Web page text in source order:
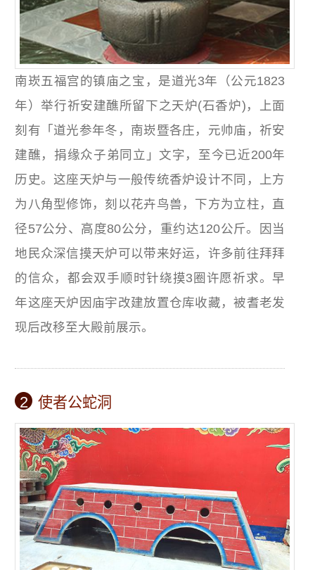
南崁五福宫的镇庙之宝，是道光3年（公元1823
年）举行祈安建醮所留下之天炉(石香炉)，上面
刻有「道光参年冬，南崁暨各庄，元帅庙，祈安
建醮，捐缘众子弟同立」文字，至今已近200年
历史。这座天炉与一般传统香炉设计不同，上方
为八角型修饰，刻以花卉鸟兽，下方为立柱，直
径57公分、高度80公分，重约达120公斤。因当
地民众深信摸天炉可以带来好运，许多前往拜拜
的信众，都会双手顺时针绕摸3圈许愿祈求。早
年这座天炉因庙宇改建放置仓库收藏，被耆老发
现后改移至大殿前展示。
2 使者公蛇洞